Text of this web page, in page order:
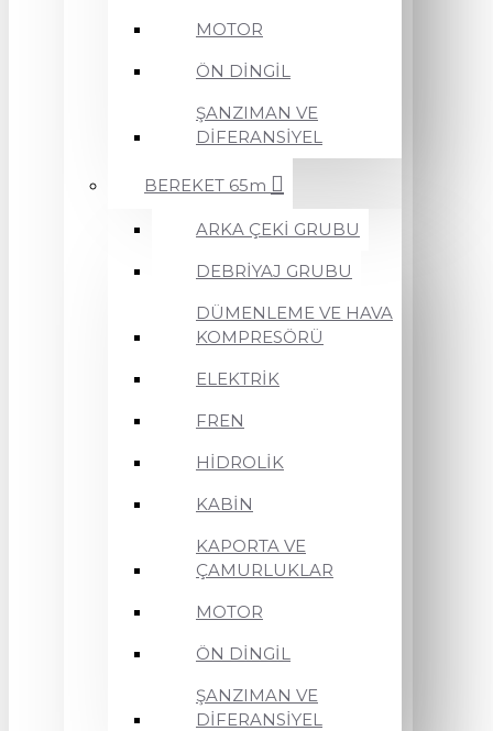
MOTOR
ÖN DİNGİL
ŞANZIMAN VE
DİFERANSİYEL
BEREKET 65m
ARKA ÇEKİ GRUBU
DEBRİYAJ GRUBU
DÜMENLEME VE HAVA
KOMPRESÖRÜ
ELEKTRİK
FREN
HİDROLİK
KABİN
KAPORTA VE
ÇAMURLUKLAR
MOTOR
ÖN DİNGİL
ŞANZIMAN VE
DİFERANSİYEL